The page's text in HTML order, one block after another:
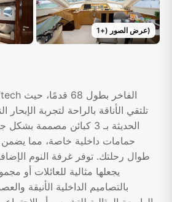
عرض الصور (+
1 )
تلتقي الأناقة بالراحة لتجربة الإبحار
حمامات داخلية خاصة، مما يضمن
طوال رحلتك. توفر غرفة النوم
يجعلها مثالية للعائلات أو
بالتصاميم الداخلية الأنيقة